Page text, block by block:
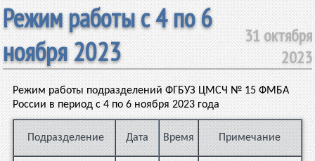
Режим работы с 4 по 6
ноября 2023
31 октября
2023
Режим работы подразделений ФГБУЗ ЦМСЧ № 15 ФМБА
России в период с 4 по 6 ноября 2023 года
Подразделение Дата Время Примечание